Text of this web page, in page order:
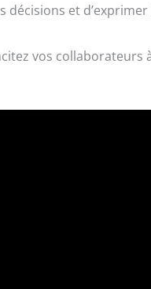
et d’exprimer
vos collaborateurs